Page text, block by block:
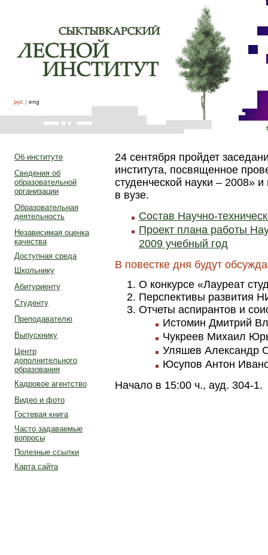
рус | eng
Об институте
Сведения об
образовательной
организации
Образовательная
деятельность
Независимая оценка
качества
Доступная среда
Школьнику
Абитуриенту
Студенту
Преподавателю
Выпускнику
Центр
дополнительного
образования
Кадровое агентство
Видео и фото
Гостевая книга
Часто задаваемые
вопросы
Полезные ссылки
Карта сайта
24 сентября пройдет
института, посвященное
студенческой науки – 2008»
в вузе.
Состав Научно-
Проект плана работы
2009 учебный год
В повестке дня будут
О конкурсе «Лауреат
Перспективы развития
Отчеты аспирантов и
Истомин Дмитрий
Чукреев Михаил
Уляшев Александр
Юсупов Антон
Начало в 15:00 ч., ауд. 304-1.